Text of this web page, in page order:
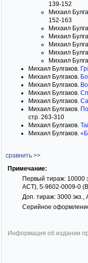
139-152
Михаил
152-163
Михаил
Михаил
Михаил
Михаил
Михаил
Михаил Булгаков.
Михаил Булгаков.
Михаил Булгаков.
Михаил Булгаков.
Михаил Булгаков.
Михаил Булгаков.
стр. 263-310
Михаил Булгаков.
Михаил Булгаков.
сравнить >>
Примечание:
Первый тираж: 10000
АСТ), 5-9602-0009-0
Доп. тираж: 3000
Серийное
Информация об издании